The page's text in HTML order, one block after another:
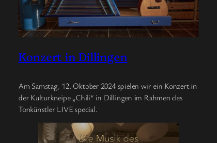
Konzert in Dillingen
Am Samstag, 12. Oktober 2024 spielen wir ein Konzert in
der Kulturkneipe „Chili“ in Dillingen im Rahmen des
Tonkünstler LIVE special.